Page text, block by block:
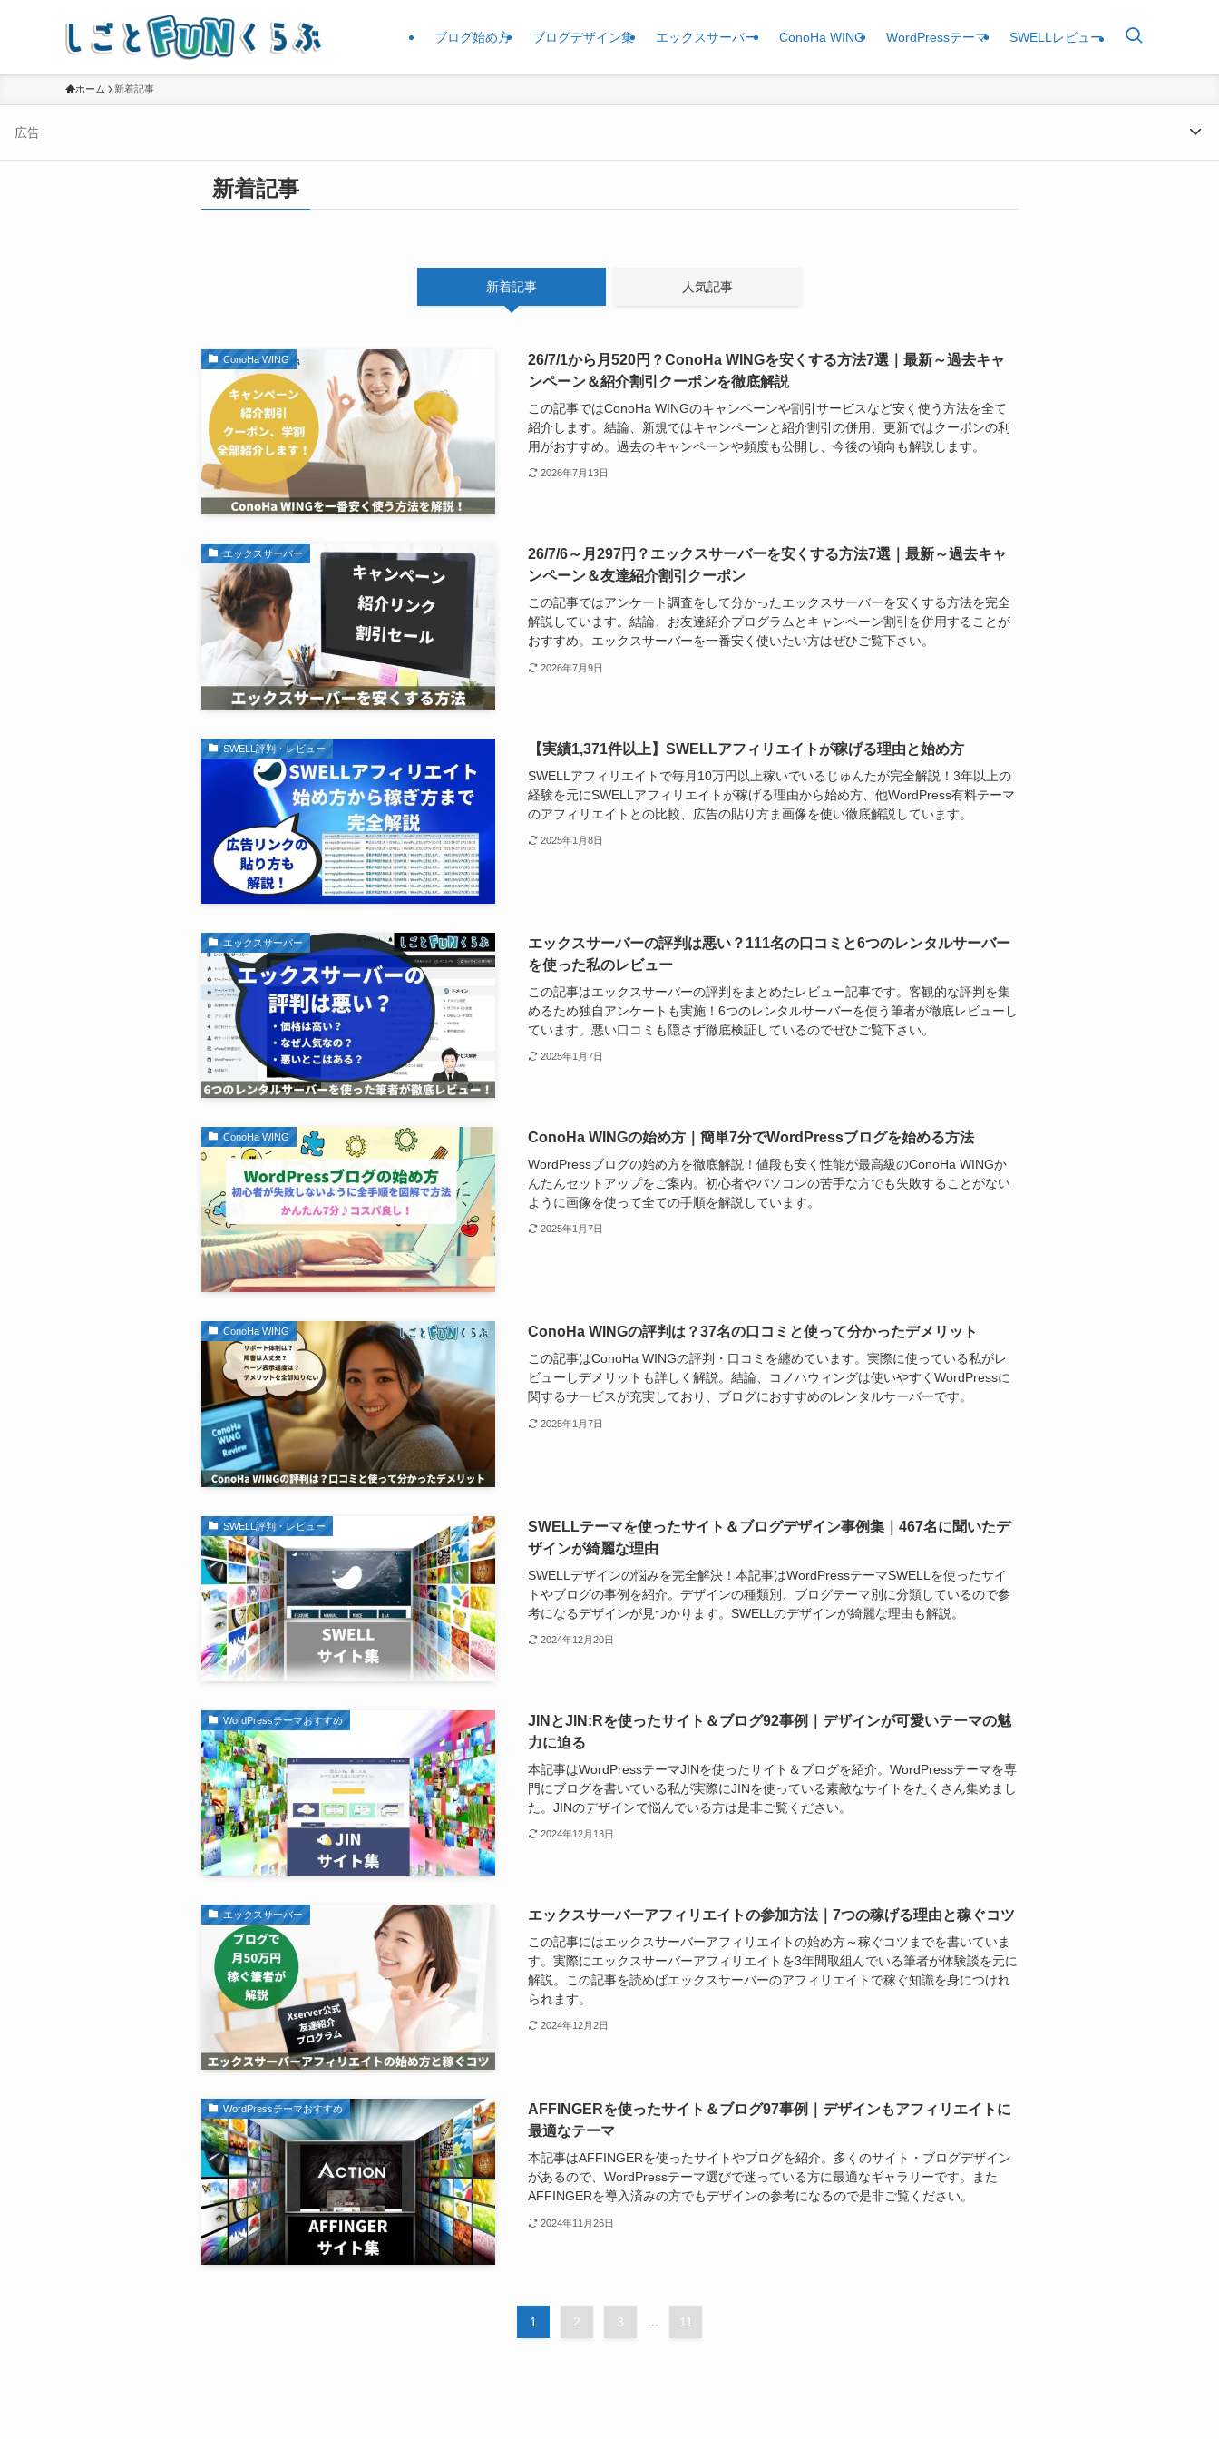
ブログ始め方 ブログデザイン集 エックスサーバー ConoHa WING WordPressテーマ SWELLレビュー
ホーム 新着記事
広告
新着記事
新着記事 人気記事
ConoHa WING
26/7/1から月520円？ConoHa WINGを安くする方法7選｜最新～過去キャ
ンペーン＆紹介割引クーポンを徹底解説
この記事ではConoHa WINGのキャンペーンや割引サービスなど安く使う方法を全て
紹介します。結論、新規ではキャンペーンと紹介割引の併用、更新ではクーポンの利
用がおすすめ。過去のキャンペーンや頻度も公開し、今後の傾向も解説します。
2026年7月13日
エックスサーバー
26/7/6～月297円？エックスサーバーを安くする方法7選｜最新～過去キャ
ンペーン＆友達紹介割引クーポン
この記事ではアンケート調査をして分かったエックスサーバーを安くする方法を完全
解説しています。結論、お友達紹介プログラムとキャンペーン割引を併用することが
おすすめ。エックスサーバーを一番安く使いたい方はぜひご覧下さい。
2026年7月9日
SWELL評判・レビュー 【実績1,371件以上】SWELLアフィリエイトが稼げる理由と始め方
SWELLアフィリエイトで毎月10万円以上稼いでいるじゅんたが完全解説！3年以上の
経験を元にSWELLアフィリエイトが稼げる理由から始め方、他WordPress有料テーマ
のアフィリエイトとの比較、広告の貼り方ま画像を使い徹底解説しています。
2025年1月8日
エックスサーバー
エックスサーバーの評判は悪い？111名の口コミと6つのレンタルサーバー
を使った私のレビュー
この記事はエックスサーバーの評判をまとめたレビュー記事です。客観的な評判を集
めるため独自アンケートも実施！6つのレンタルサーバーを使う筆者が徹底レビューし
ています。悪い口コミも隠さず徹底検証しているのでぜひご覧下さい。
2025年1月7日
ConoHa WING ConoHa WINGの始め方｜簡単7分でWordPressブログを始める方法
WordPressブログの始め方を徹底解説！値段も安く性能が最高級のConoHa WINGか
んたんセットアップをご案内。初心者やパソコンの苦手な方でも失敗することがない
ように画像を使って全ての手順を解説しています。
2025年1月7日
ConoHa WING ConoHa WINGの評判は？37名の口コミと使って分かったデメリット
この記事はConoHa WINGの評判・口コミを纏めています。実際に使っている私がレ
ビューしデメリットも詳しく解説。結論、コノハウィングは使いやすくWordPressに
関するサービスが充実しており、ブログにおすすめのレンタルサーバーです。
2025年1月7日
SWELL評判・レビュー
SWELLテーマを使ったサイト＆ブログデザイン事例集｜467名に聞いたデ
ザインが綺麗な理由
SWELLデザインの悩みを完全解決！本記事はWordPressテーマSWELLを使ったサイ
トやブログの事例を紹介。デザインの種類別、ブログテーマ別に分類しているので参
考になるデザインが見つかります。SWELLのデザインが綺麗な理由も解説。
2024年12月20日
WordPressテーマおすすめ
JINとJIN:Rを使ったサイト＆ブログ92事例｜デザインが可愛いテーマの魅
力に迫る
本記事はWordPressテーマJINを使ったサイト＆ブログを紹介。WordPressテーマを専
門にブログを書いている私が実際にJINを使っている素敵なサイトをたくさん集めまし
た。JINのデザインで悩んでいる方は是非ご覧ください。
2024年12月13日
エックスサーバー エックスサーバーアフィリエイトの参加方法｜7つの稼げる理由と稼ぐコツ
この記事にはエックスサーバーアフィリエイトの始め方～稼ぐコツまでを書いていま
す。実際にエックスサーバーアフィリエイトを3年間取組んでいる筆者が体験談を元に
解説。この記事を読めばエックスサーバーのアフィリエイトで稼ぐ知識を身につけれ
られます。
2024年12月2日
WordPressテーマおすすめ
AFFINGERを使ったサイト＆ブログ97事例｜デザインもアフィリエイトに
最適なテーマ
本記事はAFFINGERを使ったサイトやブログを紹介。多くのサイト・ブログデザイン
があるので、WordPressテーマ選びで迷っている方に最適なギャラリーです。また
AFFINGERを導入済みの方でもデザインの参考になるので是非ご覧ください。
2024年11月26日
1 2 3 11